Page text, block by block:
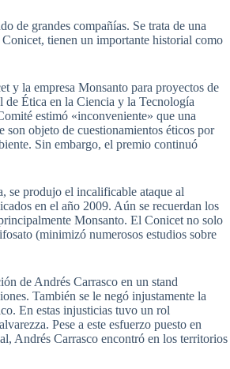
de grandes compañías. Se trata de una
tienen un importante historial como
y la empresa Monsanto para proyectos de
Ética en la Ciencia y la Tecnología
estimó «inconveniente» que una
son objeto de cuestionamientos éticos por
Sin embargo, el premio continuó
se produjo el incalificable ataque al
en el año 2009. Aún se recuerdan los
Monsanto. El Conicet no solo
(minimizó numerosos estudios sobre
de Andrés Carrasco en un stand
También se le negó injustamente la
En estas injusticias tuvo un rol
Pese a este esfuerzo puesto en
Andrés Carrasco encontró en los territorios